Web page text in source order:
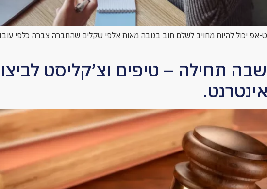
יכול להיות מחויב לשלם חוב בגובה מאות אלפי שקלים שהחברה צברה כלפי עובד
תחילה – טיפים וצ’קליסט